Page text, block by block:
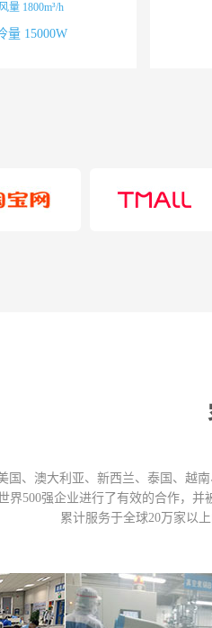
量 1800m³/h
量 15000W
国、澳大利亚、新西兰、泰国、越
界500强企业进行了有效的合作，并
累计服务于全球20万家以